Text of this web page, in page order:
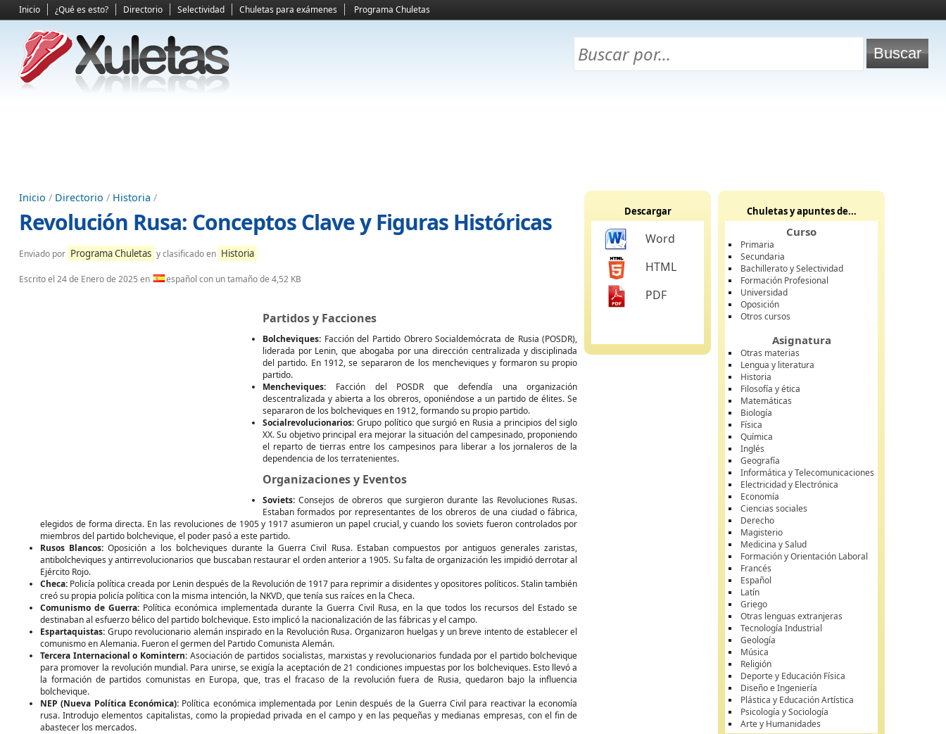
Inicio ¿Qué es esto? Directorio Selectividad Chuletas para exámenes Programa Chuletas
Inicio / Directorio / Historia /
Revolución Rusa: Conceptos Clave y Figuras Históricas
Enviado por Programa Chuletas y clasificado en Historia
Escrito el 24 de Enero de 2025 en español con un tamaño de 4,52 KB
Partidos y Facciones
Bolcheviques: Facción del Partido Obrero Socialdemócrata de Rusia (POSDR),
liderada por Lenin, que abogaba por una dirección centralizada y disciplinada
del partido. En 1912, se separaron de los mencheviques y formaron su propio
partido.
Mencheviques: Facción del POSDR que defendía una organización
descentralizada y abierta a los obreros, oponiéndose a un partido de élites. Se
separaron de los bolcheviques en 1912, formando su propio partido.
Socialrevolucionarios: Grupo político que surgió en Rusia a principios del siglo
XX. Su objetivo principal era mejorar la situación del campesinado, proponiendo
el reparto de tierras entre los campesinos para liberar a los jornaleros de la
dependencia de los terratenientes.
Organizaciones y Eventos
Soviets: Consejos de obreros que surgieron durante las Revoluciones Rusas.
Estaban formados por representantes de los obreros de una ciudad o fábrica,
elegidos de forma directa. En las revoluciones de 1905 y 1917 asumieron un papel crucial, y cuando los soviets fueron controlados por
miembros del partido bolchevique, el poder pasó a este partido.
Rusos Blancos: Oposición a los bolcheviques durante la Guerra Civil Rusa. Estaban compuestos por antiguos generales zaristas,
antibolcheviques y antirrevolucionarios que buscaban restaurar el orden anterior a 1905. Su falta de organización les impidió derrotar al
Ejército Rojo.
Checa: Policía política creada por Lenin después de la Revolución de 1917 para reprimir a disidentes y opositores políticos. Stalin también
creó su propia policía política con la misma intención, la NKVD, que tenía sus raíces en la Checa.
Comunismo de Guerra:Política económica implementada durante la Guerra Civil Rusa, en la que todos los recursos del Estado se
destinaban al esfuerzo bélico del partido bolchevique. Esto implicó la nacionalización de las fábricas y el campo.
Espartaquistas: Grupo revolucionario alemán inspirado en la Revolución Rusa. Organizaron huelgas y un breve intento de establecer el
comunismo en Alemania. Fueron el germen del Partido Comunista Alemán.
Tercera Internacional o Komintern: Asociación de partidos socialistas, marxistas y revolucionarios fundada por el partido bolchevique
para promover la revolución mundial. Para unirse, se exigía la aceptación de 21 condiciones impuestas por los bolcheviques. Esto llevó a
la formación de partidos comunistas en Europa, que, tras el fracaso de la revolución fuera de Rusia, quedaron bajo la influencia
bolchevique.
NEP (Nueva Política Económica):Política económica implementada por Lenin después de la Guerra Civil para reactivar la economía
rusa. Introdujo elementos capitalistas, como la propiedad privada en el campo y en las pequeñas y medianas empresas, con el fin de
abastecer los mercados.
Descargar
Word
HTML
PDF
Chuletas y apuntes de...
Curso
Primaria
Secundaria
Bachillerato y Selectividad
Formación Profesional
Universidad
Oposición
Otros cursos
Asignatura
Otras materias
Lengua y literatura
Historia
Filosofía y ética
Matemáticas
Biología
Física
Química
Inglés
Geografía
Informática y Telecomunicaciones
Electricidad y Electrónica
Economía
Ciencias sociales
Derecho
Magisterio
Medicina y Salud
Formación y Orientación Laboral
Francés
Español
Latín
Griego
Otras lenguas extranjeras
Tecnología Industrial
Geología
Música
Religión
Deporte y Educación Física
Diseño e Ingeniería
Plástica y Educación Artística
Psicología y Sociología
Arte y Humanidades